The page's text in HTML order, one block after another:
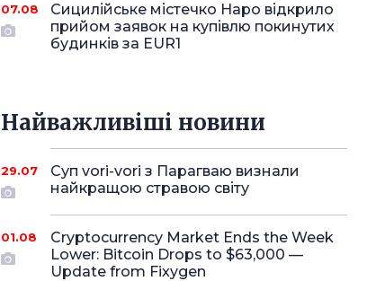
07.08
Сицилійське містечко Наро відкрило
прийом заявок на купівлю покинутих
будинків за EUR1
Найважливіші новини
29.07
Суп vori-vori з Парагваю визнали
найкращою стравою світу
01.08
Cryptocurrency Market Ends the Week
Lower: Bitcoin Drops to $63,000 —
Update from Fixygen